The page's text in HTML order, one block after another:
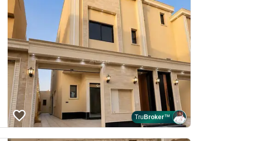
TruBroker™